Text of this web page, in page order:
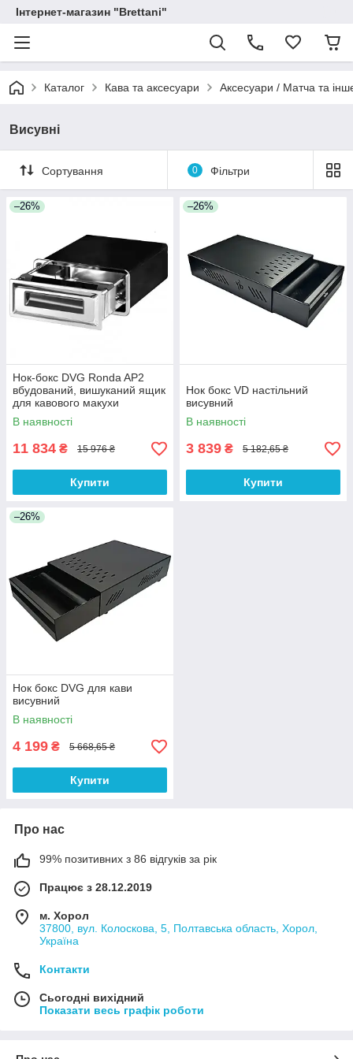
Інтернет-магазин "Brettani"
Каталог Кава та аксесуари Аксесуари / Матча та
Висувні
Сортування 0 Фільтри
–26%
Нок-бокс DVG Ronda AP2
вбудований, вишуканий ящик
для кавового макухи
В наявності
11 834 ₴ 15 976 ₴
Купити
–26%
Нок бокс VD настільний
висувний
В наявності
3 839 ₴ 5 182,65 ₴
Купити
–26%
Нок бокс DVG для кави
висувний
В наявності
4 199 ₴ 5 668,65 ₴
Купити
Про нас
99% позитивних з 86 відгуків за рік
Працює з 28.12.2019
м. Хорол
37800, вул. Колоскова, 5, Полтавська область, Хорол,
Україна
Контакти
Сьогодні вихідний
Показати весь графік роботи